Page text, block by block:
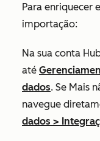
Para enriquecer
importação:
Na sua conta
até
dados. Se Mais
navegue
dados >